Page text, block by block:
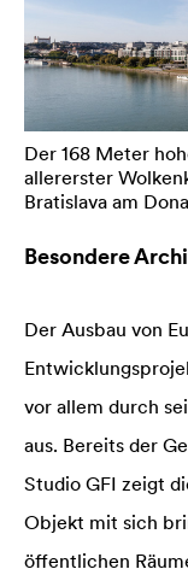
Besondere
Der Ausbau von
vor allem durch
aus. Bereits der
Studio GFI zeigt
Objekt mit sich
öffentlichen
Der 168 Meter
allererster
Bratislava am